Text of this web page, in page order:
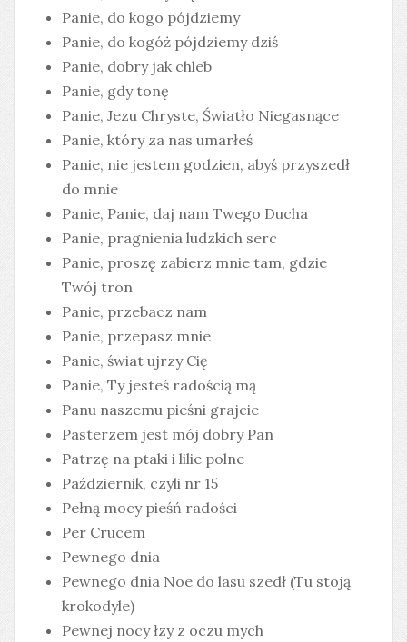
Panie, do kogo pójdziemy
Panie, do kogóż pójdziemy dziś
Panie, dobry jak chleb
Panie, gdy tonę
Panie, Jezu Chryste, Światło Niegasnące
Panie, który za nas umarłeś
Panie, nie jestem godzien, abyś przyszedł
do mnie
Panie, Panie, daj nam Twego Ducha
Panie, pragnienia ludzkich serc
Panie, proszę zabierz mnie tam, gdzie
Twój tron
Panie, przebacz nam
Panie, przepasz mnie
Panie, świat ujrzy Cię
Panie, Ty jesteś radością mą
Panu naszemu pieśni grajcie
Pasterzem jest mój dobry Pan
Patrzę na ptaki i lilie polne
Październik, czyli nr 15
Pełną mocy pieśń radości
Per Crucem
Pewnego dnia
Pewnego dnia Noe do lasu szedł (Tu stoją
krokodyle)
Pewnej nocy łzy z oczu mych